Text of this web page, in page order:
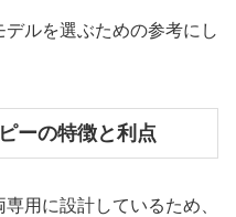
ルを選ぶための参考にし
ーの特徴と利点
用に設計しているため、